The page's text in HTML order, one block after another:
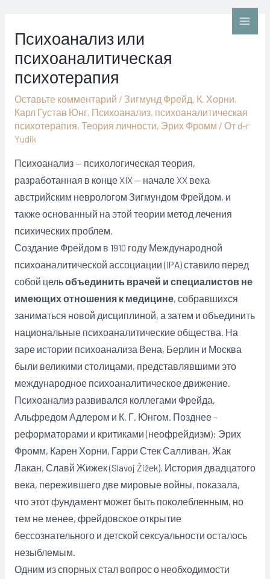
содержимому
Main
Психоанализ или
психоаналитическая
психотерапия
Оставьте комментарий / Зигмунд Фрейд, К. Хорни,
Карл Густав Юнг, Психоанализ, психоаналитическая
психотерапия, Теория личности, Эрих Фромм / От d-r
Yudik
Психоанализ — психологическая теория,
разработанная в конце XIX — начале XX века
австрийским неврологом Зигмундом Фрейдом, и
также основанный на этой теории метод лечения
психических проблем.
Создание Фрейдом в 1910 году Международной
психоаналитической ассоциации (IPA) ставило перед
собой цельобъединить врачей и специалистов не
имеющих отношения к медицине, собравшихся
заниматься новой дисциплиной, а затем и объединить
национальные психоаналитические общества. На
заре истории психоанализа Вена, Берлин и Москва
были великими столицами, представлявшими это
международное психоаналитическое движение.
Психоанализ развивался коллегами Фрейда,
Альфредом Адлером и К. Г. Юнгом. Позднее –
реформаторами и критиками (неофрейдизм): Эрих
Фромм, Карен Хорни, Гарри Стек Салливан, Жак
Лакан, Славй Жижек (Slavoj Žižek). История двадцатого
века, пережившего две мировые войны, показала,
что этот фундамент может быть поколебленным, но
тем не менее, фрейдовское открытие
бессознательного и детской сексуальности осталось
незыблемым.
Одним из спорных стал вопрос о необходимости